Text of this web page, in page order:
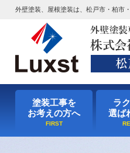
外壁塗装、屋根塗装は、松戸市・柏市
塗装工事を
お考えの方へ
ラ
選ば